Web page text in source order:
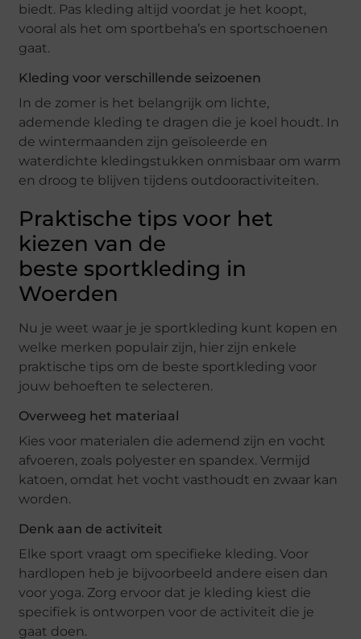
biedt. Pas kleding altijd voordat je het koopt,
vooral als het om sportbeha’s en sportschoenen
gaat.
Kleding voor verschillende seizoenen
In de zomer is het belangrijk om lichte,
ademende kleding te dragen die je koel houdt. In
de wintermaanden zijn geïsoleerde en
waterdichte kledingstukken onmisbaar om warm
en droog te blijven tijdens outdooractiviteiten.
Praktische tips voor het
kiezen van de
beste sportkleding in
Woerden
Nu je weet waar je je sportkleding kunt kopen en
welke merken populair zijn, hier zijn enkele
praktische tips om de beste sportkleding voor
jouw behoeften te selecteren.
Overweeg het materiaal
Kies voor materialen die ademend zijn en vocht
afvoeren, zoals polyester en spandex. Vermijd
katoen, omdat het vocht vasthoudt en zwaar kan
worden.
Denk aan de activiteit
Elke sport vraagt om specifieke kleding. Voor
hardlopen heb je bijvoorbeeld andere eisen dan
voor yoga. Zorg ervoor dat je kleding kiest die
specifiek is ontworpen voor de activiteit die je
gaat doen.